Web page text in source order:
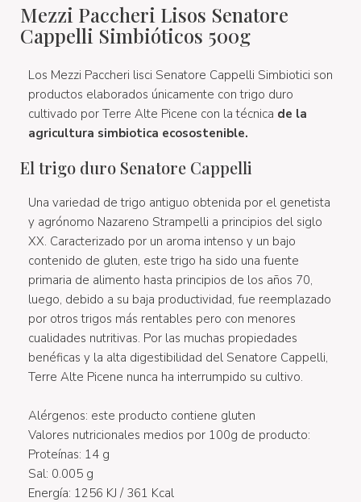
Mezzi Paccheri Lisos Senatore
Cappelli Simbióticos 500g
Los Mezzi Paccheri lisci Senatore Cappelli Simbiotici son
productos elaborados únicamente con trigo duro
cultivado por Terre Alte Picene con la técnica de la
agricultura simbiotica ecosostenible.
El trigo duro Senatore Cappelli
Una variedad de trigo antiguo obtenida por el genetista
y agrónomo Nazareno Strampelli a principios del siglo
XX. Caracterizado por un aroma intenso y un bajo
contenido de gluten, este trigo ha sido una fuente
primaria de alimento hasta principios de los años 70,
luego, debido a su baja productividad, fue reemplazado
por otros trigos más rentables pero con menores
cualidades nutritivas. Por las muchas propiedades
benéficas y la alta digestibilidad del Senatore Cappelli,
Terre Alte Picene nunca ha interrumpido su cultivo.
Alérgenos: este producto contiene gluten
Valores nutricionales medios por 100g de producto:
Proteínas: 14 g
Sal: 0.005 g
Energía: 1256 KJ / 361 Kcal